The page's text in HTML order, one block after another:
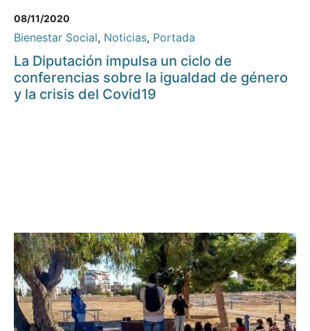
08/11/2020
Bienestar Social, Noticias, Portada
La Diputación impulsa un ciclo de
conferencias sobre la igualdad de género
y la crisis del Covid19